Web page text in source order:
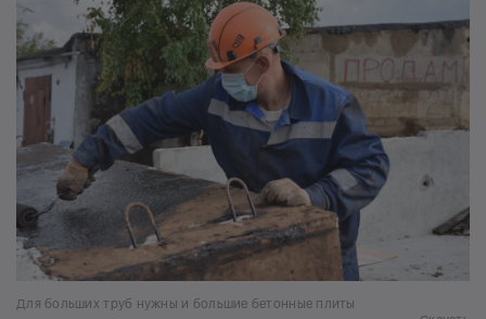
Для больших труб нужны и большие бетонные плиты